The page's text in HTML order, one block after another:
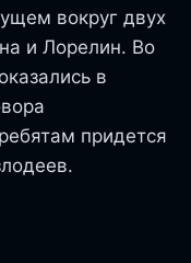
вокруг двух
и Лорелин. Во
в
придется